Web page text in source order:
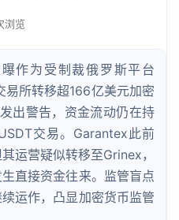
浏览
作为受制裁俄罗斯平台
所转移超166亿美元加密
出警告，资金流动仍在持
交易。Garantex此前
运营疑似转移至Grinex，
直接资金往来。监管盲点
运作，凸显加密货币监管